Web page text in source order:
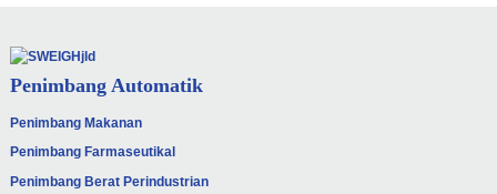
Penimbang Automatik
Penimbang Makanan
Penimbang Farmaseutikal
Penimbang Berat Perindustrian